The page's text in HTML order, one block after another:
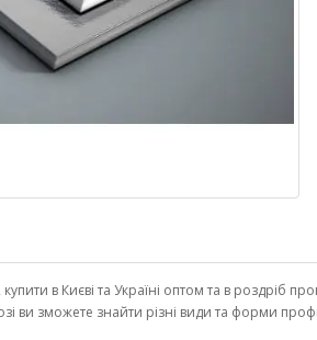
в Києві та Україні оптом та в роздріб
ви зможете знайти різні види та форми